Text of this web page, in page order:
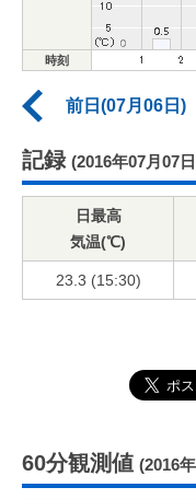
時刻
前日(07月06日)
記録 (2016年07月07
日最高
気温(℃)
23.3 (15:30)
60分観測値 (2016